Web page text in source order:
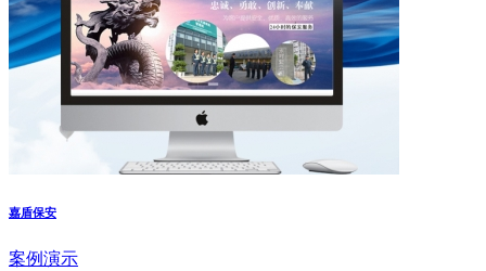
嘉盾保安
案例演示